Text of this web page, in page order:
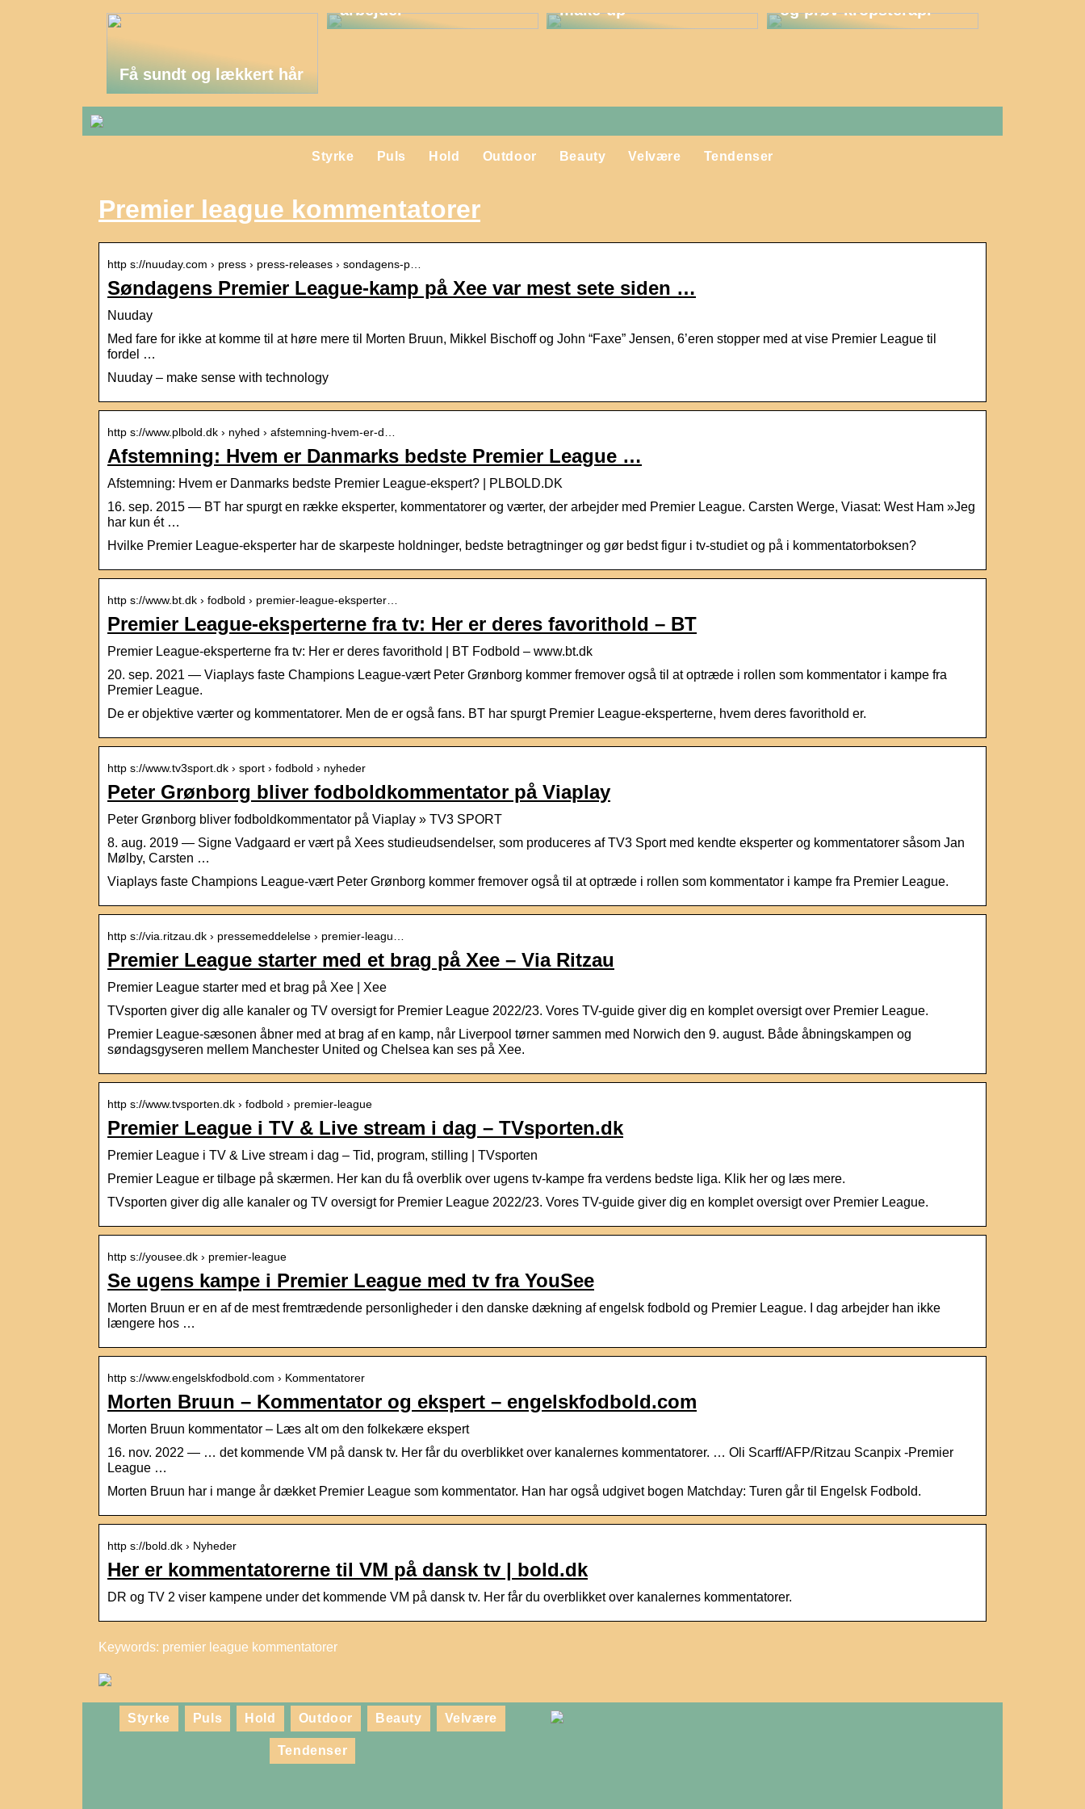
Få sundt og lækkert hår
arbejder
make-up
og prøv kropsterapi
Styrke Puls Hold Outdoor Beauty Velvære Tendenser
Premier league kommentatorer
http s://nuuday.com › press › press-releases › sondagens-p…
Søndagens Premier League-kamp på Xee var mest sete siden …
Nuuday
Med fare for ikke at komme til at høre mere til Morten Bruun, Mikkel Bischoff og John “Faxe” Jensen, 6’eren stopper med at vise Premier League til
fordel …
Nuuday – make sense with technology
http s://www.plbold.dk › nyhed › afstemning-hvem-er-d…
Afstemning: Hvem er Danmarks bedste Premier League …
Afstemning: Hvem er Danmarks bedste Premier League-ekspert? | PLBOLD.DK
16. sep. 2015 — BT har spurgt en række eksperter, kommentatorer og værter, der arbejder med Premier League. Carsten Werge, Viasat: West Ham »Jeg
har kun ét …
Hvilke Premier League-eksperter har de skarpeste holdninger, bedste betragtninger og gør bedst figur i tv-studiet og på i kommentatorboksen?
http s://www.bt.dk › fodbold › premier-league-eksperter…
Premier League-eksperterne fra tv: Her er deres favorithold – BT
Premier League-eksperterne fra tv: Her er deres favorithold | BT Fodbold – www.bt.dk
20. sep. 2021 — Viaplays faste Champions League-vært Peter Grønborg kommer fremover også til at optræde i rollen som kommentator i kampe fra
Premier League.
De er objektive værter og kommentatorer. Men de er også fans. BT har spurgt Premier League-eksperterne, hvem deres favorithold er.
http s://www.tv3sport.dk › sport › fodbold › nyheder
Peter Grønborg bliver fodboldkommentator på Viaplay
Peter Grønborg bliver fodboldkommentator på Viaplay » TV3 SPORT
8. aug. 2019 — Signe Vadgaard er vært på Xees studieudsendelser, som produceres af TV3 Sport med kendte eksperter og kommentatorer såsom Jan
Mølby, Carsten …
Viaplays faste Champions League-vært Peter Grønborg kommer fremover også til at optræde i rollen som kommentator i kampe fra Premier League.
http s://via.ritzau.dk › pressemeddelelse › premier-leagu…
Premier League starter med et brag på Xee – Via Ritzau
Premier League starter med et brag på Xee | Xee
TVsporten giver dig alle kanaler og TV oversigt for Premier League 2022/23. Vores TV-guide giver dig en komplet oversigt over Premier League.
Premier League-sæsonen åbner med at brag af en kamp, når Liverpool tørner sammen med Norwich den 9. august. Både åbningskampen og
søndagsgyseren mellem Manchester United og Chelsea kan ses på Xee.
http s://www.tvsporten.dk › fodbold › premier-league
Premier League i TV & Live stream i dag – TVsporten.dk
Premier League i TV & Live stream i dag – Tid, program, stilling | TVsporten
Premier League er tilbage på skærmen. Her kan du få overblik over ugens tv-kampe fra verdens bedste liga. Klik her og læs mere.
TVsporten giver dig alle kanaler og TV oversigt for Premier League 2022/23. Vores TV-guide giver dig en komplet oversigt over Premier League.
http s://yousee.dk › premier-league
Se ugens kampe i Premier League med tv fra YouSee
Morten Bruun er en af de mest fremtrædende personligheder i den danske dækning af engelsk fodbold og Premier League. I dag arbejder han ikke
længere hos …
http s://www.engelskfodbold.com › Kommentatorer
Morten Bruun – Kommentator og ekspert – engelskfodbold.com
Morten Bruun kommentator – Læs alt om den folkekære ekspert
16. nov. 2022 — … det kommende VM på dansk tv. Her får du overblikket over kanalernes kommentatorer. … Oli Scarff/AFP/Ritzau Scanpix -Premier
League …
Morten Bruun har i mange år dækket Premier League som kommentator. Han har også udgivet bogen Matchday: Turen går til Engelsk Fodbold.
http s://bold.dk › Nyheder
Her er kommentatorerne til VM på dansk tv | bold.dk
DR og TV 2 viser kampene under det kommende VM på dansk tv. Her får du overblikket over kanalernes kommentatorer.
Keywords: premier league kommentatorer
Styrke Puls Hold Outdoor Beauty Velvære
Tendenser